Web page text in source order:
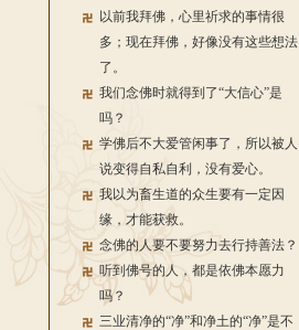
以前我拜佛，心里祈求的事情很
多；现在拜佛，好像没有这些想法
了。
我们念佛时就得到了“大信心”是
吗？
学佛后不大爱管闲事了，所以被人
说变得自私自利，没有爱心。
我以为畜生道的众生要有一定因
缘，才能获救。
念佛的人要不要努力去行持善法？
听到佛号的人，都是依佛本愿力
吗？
三业清净的“净”和净土的“净”是不